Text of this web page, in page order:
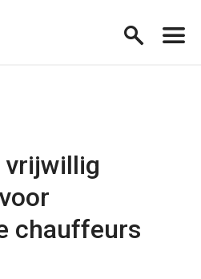
vrijwillig
chauffeurs